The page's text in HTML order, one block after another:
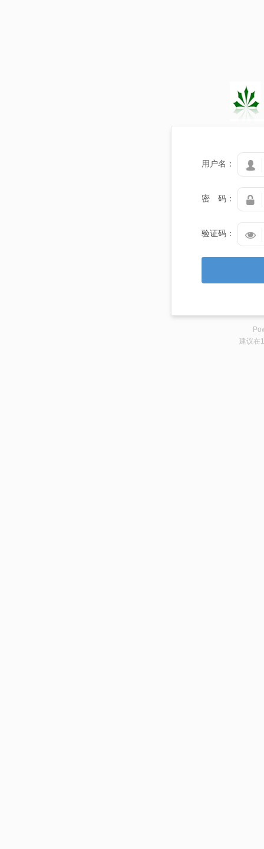
用户名： 
密 码： 
验证码： 
建议在